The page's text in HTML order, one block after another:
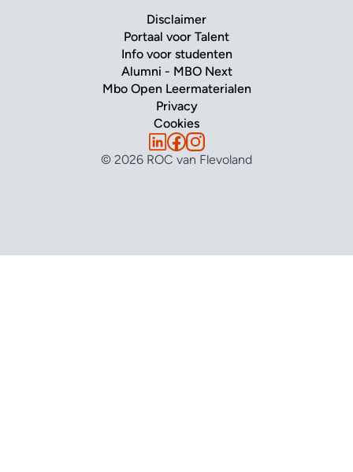
Disclaimer
Portaal voor Talent
Info voor studenten
Alumni - MBO Next
Mbo Open Leermaterialen
Privacy
Cookies
© 2026 ROC van Flevoland